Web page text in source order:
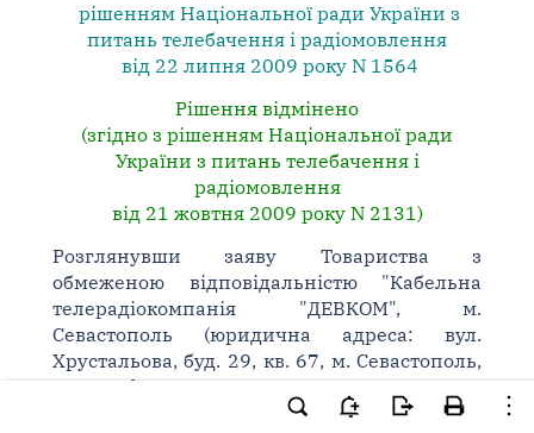
рішенням Національної ради України з
питань телебачення і радіомовлення
від 22 липня 2009 року N 1564
Рішення відмінено
(згідно з рішенням Національної ради
України з питань телебачення і
радіомовлення
від 21 жовтня 2009 року N 2131)
Розглянувши заяву Товариства з
обмеженою відповідальністю "Кабельна
телерадіокомпанія "ДЕВКОМ", м.
Севастополь (юридична адреса: вул.
Хрустальова, буд. 29, кв. 67, м. Севастополь,
99029; фактична адреса: вул. Вакуленчука,
буд. 29, м. Севастополь, 99053; директор